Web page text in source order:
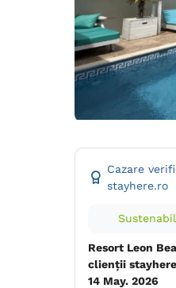
Cazare
stayhere.ro
Resort Leon
clienții
14 May. 2026